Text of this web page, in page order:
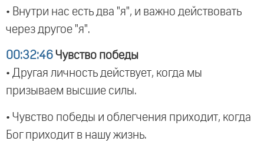
• Внутри нас есть два "я", и важно действовать
через другое "я".
00:32:46 Чувство победы
• Другая личность действует, когда мы
призываем высшие силы.
• Чувство победы и облегчения приходит, когда
Бог приходит в нашу жизнь.